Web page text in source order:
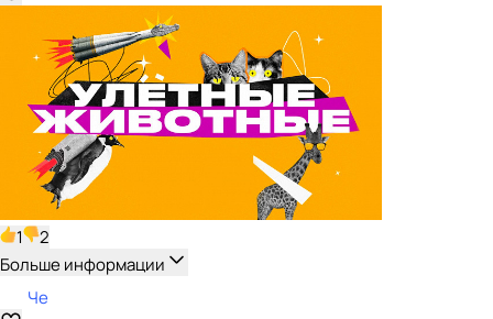
1
2
Больше информации
Че